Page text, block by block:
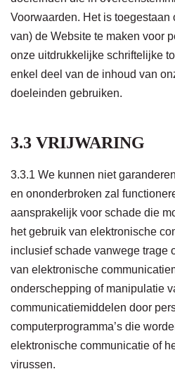
Voorwaarden. Het is toegestaan
van) de Website te maken voor
onze uitdrukkelijke schriftelijke
enkel deel van de inhoud van
doeleinden gebruiken.
3.3 VRIJWARING
3.3.1 We kunnen niet
en ononderbroken zal
aansprakelijk voor schade die
het gebruik van elektronische
inclusief schade vanwege trage
van elektronische
onderschepping of manipulatie
communicatiemiddelen door
computerprogramma’s die
elektronische communicatie of
virussen.